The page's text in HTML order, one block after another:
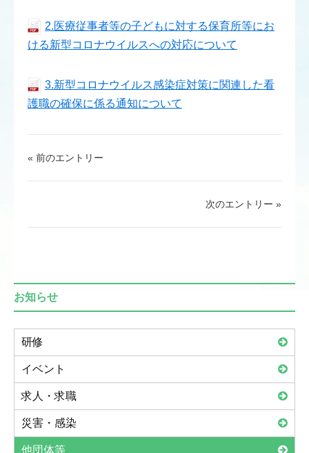
2.医療従事者等の子どもに対する保育所等にお
ける新型コロナウイルスへの対応について
3.新型コロナウイルス感染症対策に関連した看
護職の確保に係る通知について
« 前のエントリー
次のエントリー »
お知らせ
研修
イベント
求人・求職
災害・感染
他団体等